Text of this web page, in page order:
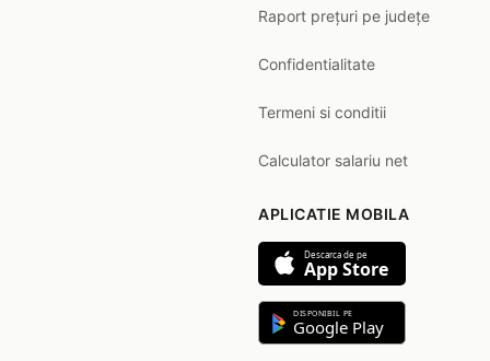
Raport prețuri pe județe
Confidentialitate
Termeni si conditii
Calculator salariu net
APLICATIE MOBILA
Descarca de pe
App Store
DISPONIBIL PE
Google Play